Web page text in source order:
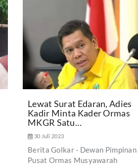
Lewat Surat Edaran, Adies
Kadir Minta Kader Ormas
MKGR Satu…
30 Juli 2023
Berita Golkar - Dewan Pimpinan
Pusat Ormas Musyawarah